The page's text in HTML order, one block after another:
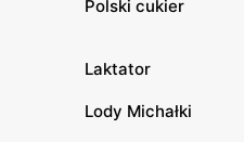
Polski cukier
Laktator
Lody Michałki